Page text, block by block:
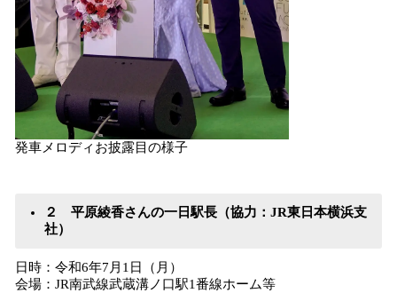
発車メロディお披露目の様子
２ 平原綾香さんの一日駅長（協力：JR東日本横浜支
社）
日時：令和6年7月1日（月）
会場：JR南武線武蔵溝ノ口駅1番線ホーム等